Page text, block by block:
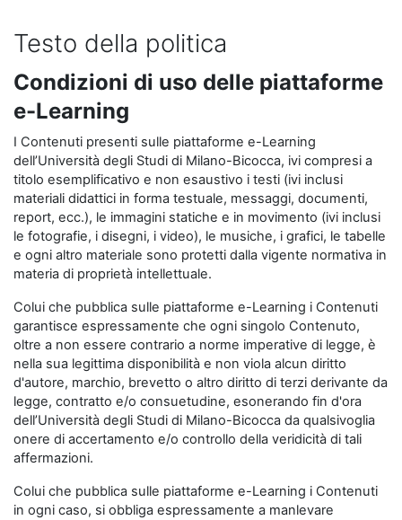
Testo della politica
Condizioni di uso delle piattaforme
e-Learning
I Contenuti presenti sulle piattaforme e-Learning
dell’Università degli Studi di Milano-Bicocca, ivi compresi a
titolo esemplificativo e non esaustivo i testi (ivi inclusi
materiali didattici in forma testuale, messaggi, documenti,
report, ecc.), le immagini statiche e in movimento (ivi inclusi
le fotografie, i disegni, i video), le musiche, i grafici, le tabelle
e ogni altro materiale sono protetti dalla vigente normativa in
materia di proprietà intellettuale.
Colui che pubblica sulle piattaforme e-Learning i Contenuti
garantisce espressamente che ogni singolo Contenuto,
oltre a non essere contrario a norme imperative di legge, è
nella sua legittima disponibilità e non viola alcun diritto
d'autore, marchio, brevetto o altro diritto di terzi derivante da
legge, contratto e/o consuetudine, esonerando fin d'ora
dell’Università degli Studi di Milano-Bicocca da qualsivoglia
onere di accertamento e/o controllo della veridicità di tali
affermazioni.
Colui che pubblica sulle piattaforme e-Learning i Contenuti
in ogni caso, si obbliga espressamente a manlevare